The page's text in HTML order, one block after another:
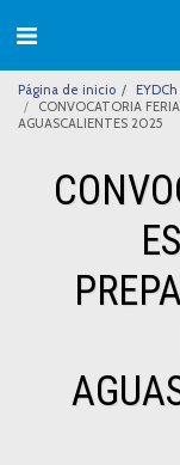
Página de inicio
EYDCh
CONVOCATORIA
AGUASCALIENTES 2025